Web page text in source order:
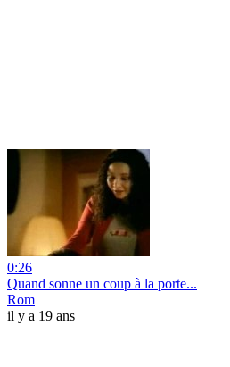
0:26
Quand sonne un coup à la porte...
Rom
il y a 19 ans